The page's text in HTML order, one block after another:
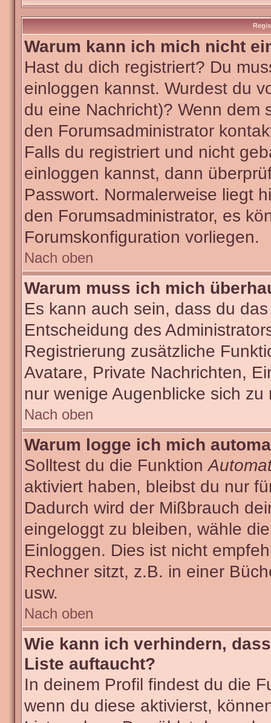
Warum kann ich mich nicht
Hast du dich registriert? Du
einloggen kannst. Wurdest du
du eine Nachricht)? Wenn dem
den Forumsadministrator
Falls du registriert und nicht
einloggen kannst, dann
Passwort. Normalerweise liegt
den Forumsadministrator, es
Forumskonfiguration vorliegen.
Nach oben
Warum muss ich mich
Es kann auch sein, dass du
Entscheidung des
Registrierung zusätzliche
Avatare, Private Nachrichten,
nur wenige Augenblicke sich
Nach oben
Warum logge ich mich
Solltest du die Funktion
aktiviert haben, bleibst du nur
Dadurch wird der Mißbrauch
eingeloggt zu bleiben, wähle
Einloggen. Dies ist nicht
Rechner sitzt, z.B. in einer
usw.
Nach oben
Wie kann ich verhindern,
Liste auftaucht?
In deinem Profil findest du die
wenn du diese aktivierst,